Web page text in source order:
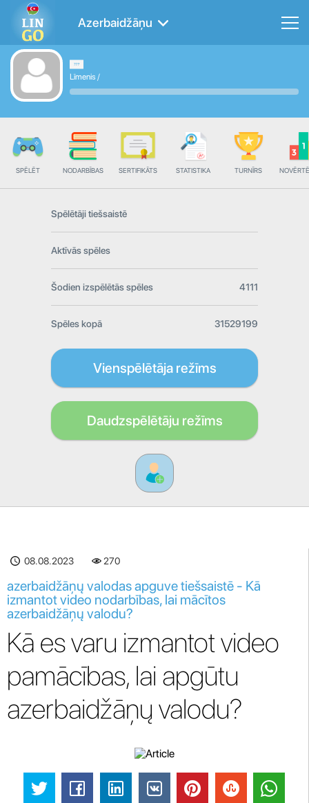
Azerbaidžāņu
Līmenis /
SPĒLĒT NODARBĪBAS SERTIFIKĀTS STATISTIKA TURNĪRS
Spēlētāji tiešsaistē
Aktīvās spēles
Šodien izspēlētās spēles 4111
Spēles kopā 31529199
Vienspēlētāja režīms
Daudzspēlētāju režīms
08.08.2023 270
azerbaidžāņų valodas apguve tiešsaistē - Kā
izmantot video nodarbības, lai mācītos
azerbaidžāņų valodu?
Kā es varu izmantot video
pamācības, lai apgūtu
azerbaidžāņų valodu?